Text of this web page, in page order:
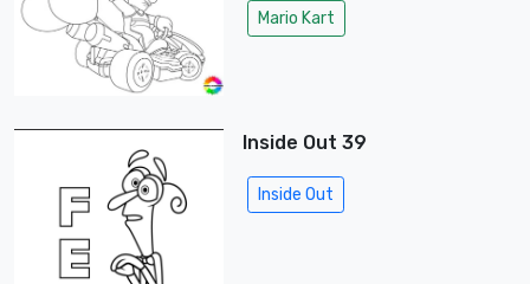
Mario Kart
Inside Out 39
Inside Out